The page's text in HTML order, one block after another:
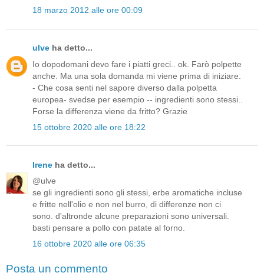
18 marzo 2012 alle ore 00:09
ulve ha detto...
Io dopodomani devo fare i piatti greci.. ok. Farò polpette
anche. Ma una sola domanda mi viene prima di iniziare.
- Che cosa senti nel sapore diverso dalla polpetta
europea- svedse per esempio -- ingredienti sono stessi..
Forse la differenza viene da fritto? Grazie
15 ottobre 2020 alle ore 18:22
Irene ha detto...
@ulve
se gli ingredienti sono gli stessi, erbe aromatiche incluse
e fritte nell'olio e non nel burro, di differenze non ci
sono. d'altronde alcune preparazioni sono universali.
basti pensare a pollo con patate al forno.
16 ottobre 2020 alle ore 06:35
Posta un commento